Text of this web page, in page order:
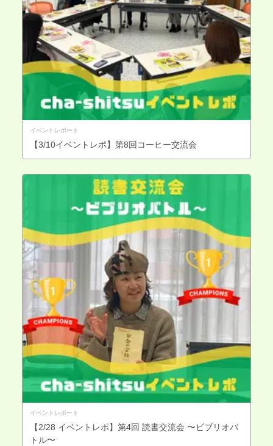
イベントレポート
【3/10イベントレポ】第8回コーヒー交流会
イベントレポート
【2/28 イベントレポ】第4回 読書交流会 〜ビブリオバ
トル〜